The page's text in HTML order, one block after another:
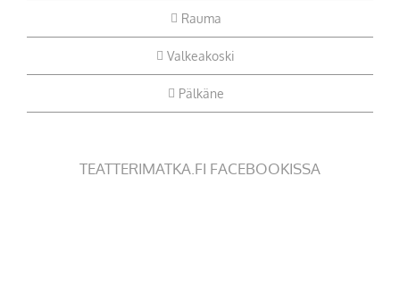
Rauma
Valkeakoski
Pälkäne
TEATTERIMATKA.FI FACEBOOKISSA